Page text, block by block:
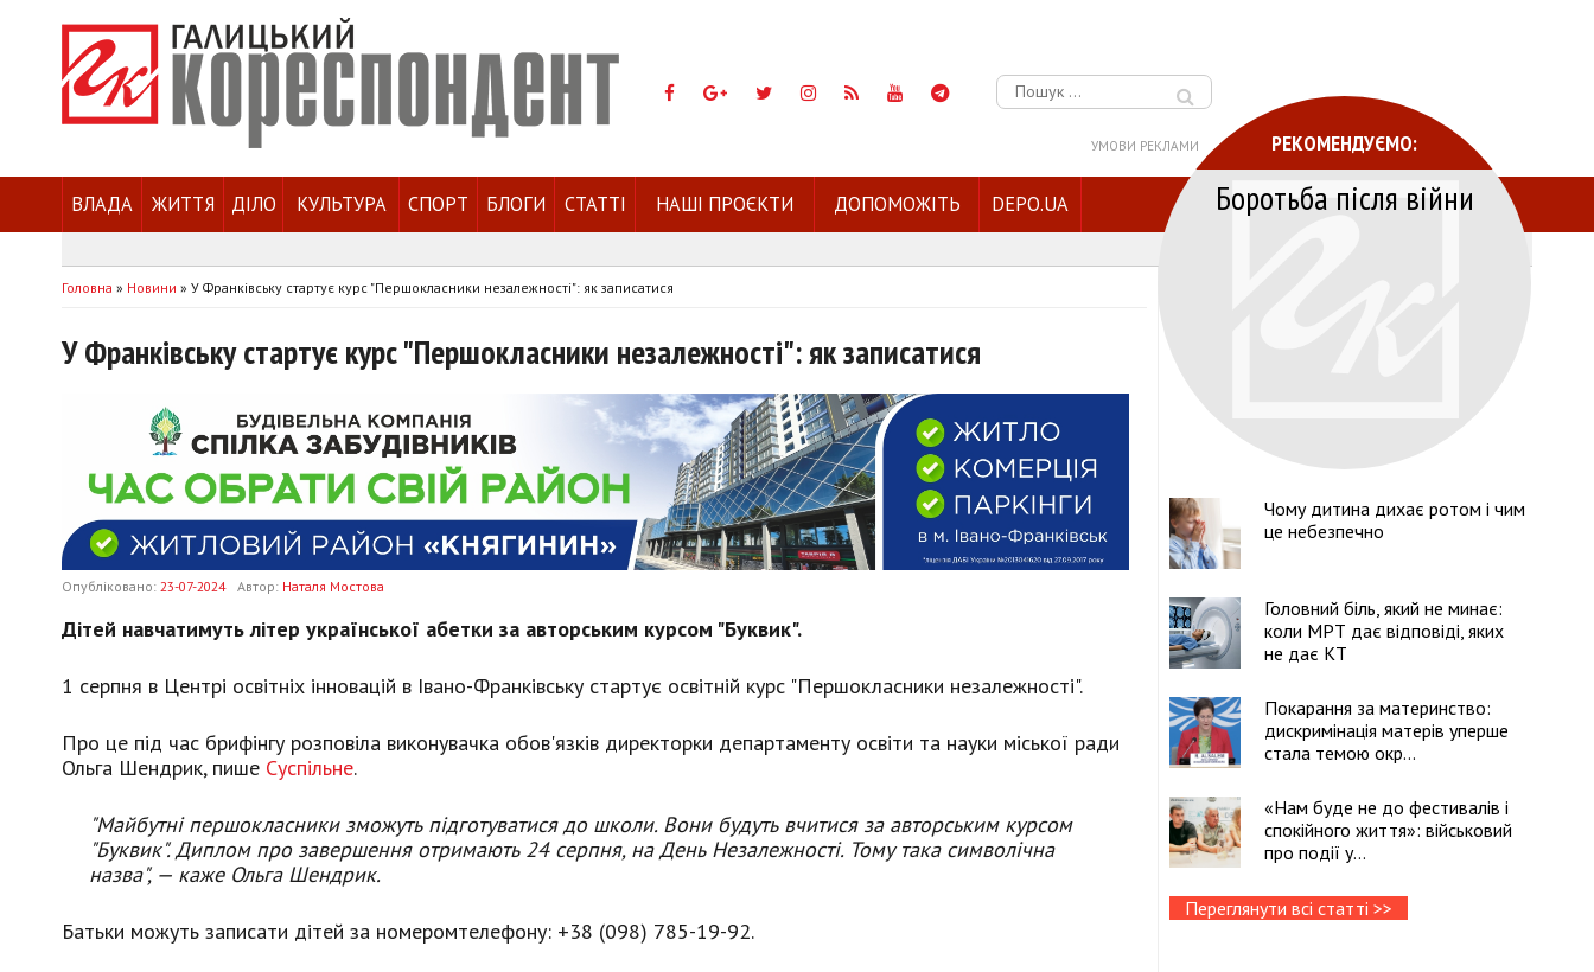
Пошук:
УМОВИ РЕКЛАМИ
ВЛАДА ЖИТТЯ ДІЛО КУЛЬТУРА СПОРТ БЛОГИ СТАТТІ НАШІ ПРОЄКТИ ДОПОМОЖІТЬ DEPO.UA
Головна » Новини » У Франківську стартує курс "Першокласники незалежності": як записатися
У Франківську стартує курс "Першокласники незалежності": як записатися
Опубліковано: 23-07-2024 Автор: Наталя Мостова
Дітей навчатимуть літер української абетки за авторським курсом "Буквик".
1 серпня в Центрі освітніх інновацій в Івано-Франківську стартує освітній курс "Першокласники незалежності".
Про це під час брифінгу розповіла виконувачка обов'язків директорки департаменту освіти та науки міської ради
Ольга Шендрик, пише Суспільне.
"Майбутні першокласники зможуть підготуватися до школи. Вони будуть вчитися за авторським курсом
"Буквик". Диплом про завершення отримають 24 серпня, на День Незалежності. Тому така символічна
назва", — каже Ольга Шендрик.
Батьки можуть записати дітей за номеромтелефону: +38 (098) 785-19-92.
РЕКОМЕНДУЄМО:
Боротьба після війни
Чому дитина дихає ротом і чим
це небезпечно
Головний біль, який не минає:
коли МРТ дає відповіді, яких
не дає КТ
Покарання за материнство:
дискримінація матерів уперше
стала темою окр...
«Нам буде не до фестивалів і
спокійного життя»: військовий
про події у...
Переглянути всі статті >>